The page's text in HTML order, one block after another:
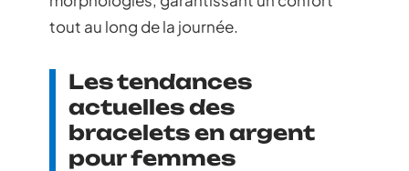
tout au long de la journée.
Les tendances
actuelles des
bracelets en argent
pour femmes